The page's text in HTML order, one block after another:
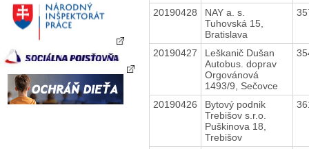
20190428
NAY a. s.
Tuhovská 15,
Bratislava
20190427
Leškanič Dušan
Autobus. doprav
Orgovánová
1493/9, Sečovce
20190426
Bytový podnik
Trebišov s.r.o.
Puškinova 18,
Trebišov